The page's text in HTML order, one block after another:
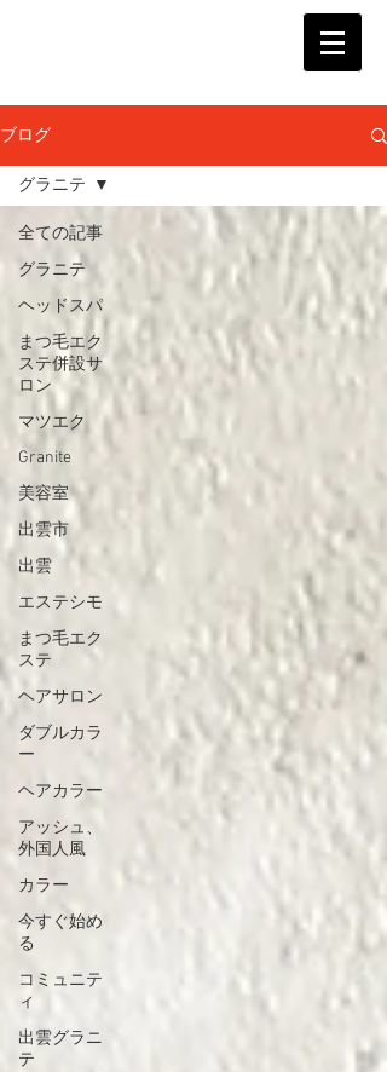
ブログ
全ての記事
グラニテ
ヘッドスパ
まつ毛エク
ステ併設サ
ロン
マツエク
Granite
美容室
出雲市
出雲
エステシモ
まつ毛エク
ステ
ヘアサロン
ダブルカラ
ー
ヘアカラー
アッシュ、
外国人風
カラー
今すぐ始め
る
コミュニテ
ィ
出雲グラニ
テ
グラニテ